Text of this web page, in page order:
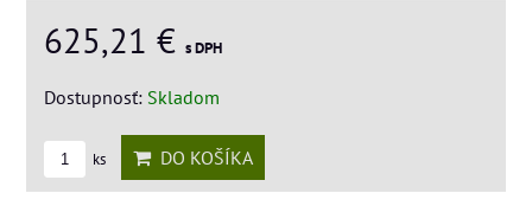
625,21 € s DPH
Dostupnosť: Skladom
ks DO KOŠÍKA